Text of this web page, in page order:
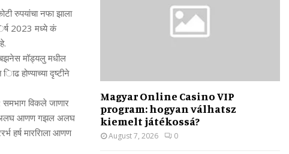
रुपयांचा नफा झाला
2023 मध्ये कं
मॉड्यलु मधील
होण्याच्या दृष्टीने
विकले जाणार
अलघ आणण गझल अलघ
हर्ष माररिाला आणण
Magyar Online Casino VIP
program: hogyan válhatsz
kiemelt játékossá?
August 7, 2026 0